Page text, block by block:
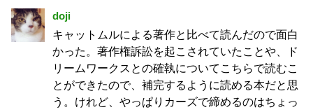
doji
キャットムルによる著作と比べて読んだので面白
かった。著作権訴訟を起こされていたことや、ド
リームワークスとの確執についてこちらで読むこ
とができたので、補完するように読める本だと思
う。けれど、やっぱりカーズで締めるのはちょっ